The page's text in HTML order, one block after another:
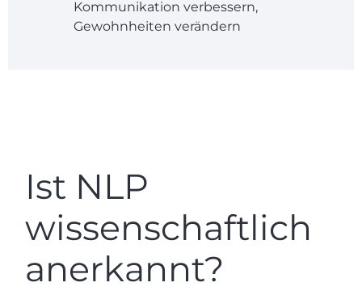
Kommunikation verbessern,
Gewohnheiten verändern
Ist NLP
wissenschaftlich
anerkannt?